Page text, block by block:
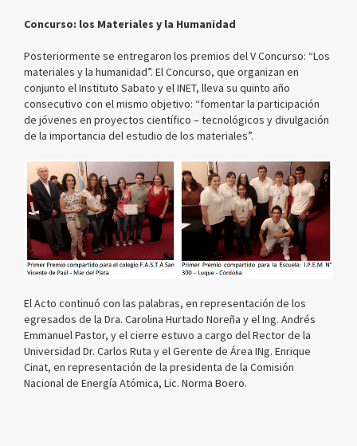
Concurso: los Materiales y la Humanidad
Posteriormente se entregaron los premios del V Concurso: “Los
materiales y la humanidad”. El Concurso, que organizan en
conjunto el Instituto Sabato y el INET, lleva su quinto año
consecutivo con el mismo objetivo: “fomentar la participación
de jóvenes en proyectos científico – tecnológicos y divulgación
de la importancia del estudio de los materiales”.
El Acto continuó con las palabras, en representación de los
egresados de la Dra. Carolina Hurtado Noreña y el Ing. Andrés
Emmanuel Pastor, y el cierre estuvo a cargo del Rector de la
Universidad Dr. Carlos Ruta y el Gerente de Área INg. Enrique
Cinat, en representación de la presidenta de la Comisión
Nacional de Energía Atómica, Lic. Norma Boero.